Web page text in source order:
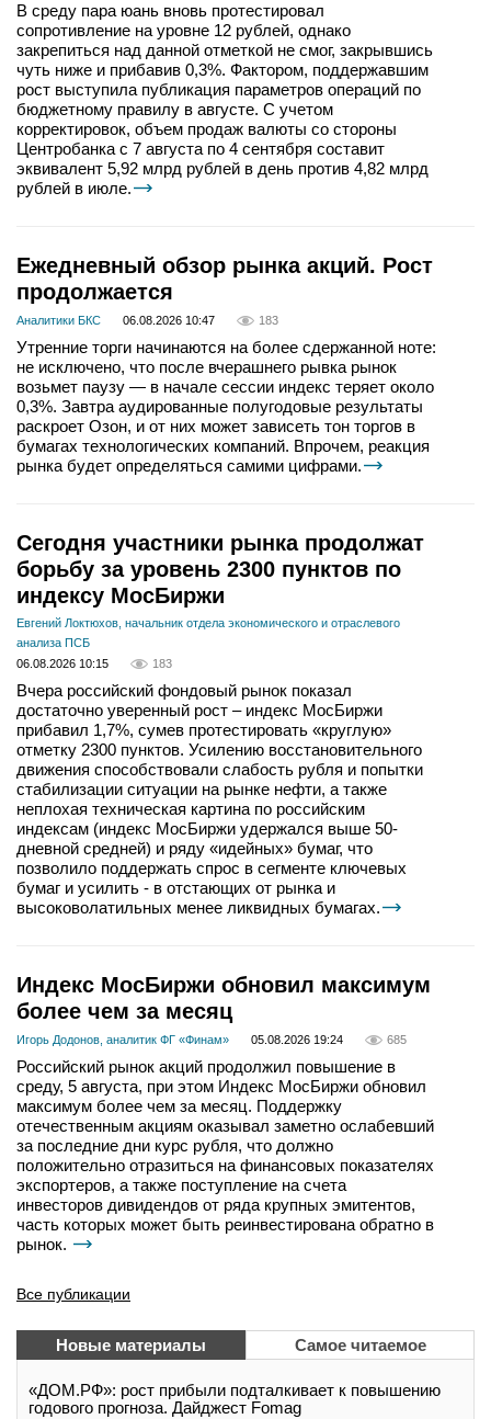
В среду пара юань вновь протестировал
сопротивление на уровне 12 рублей, однако
закрепиться над данной отметкой не смог, закрывшись
чуть ниже и прибавив 0,3%. Фактором, поддержавшим
рост выступила публикация параметров операций по
бюджетному правилу в августе. С учетом
корректировок, объем продаж валюты со стороны
Центробанка с 7 августа по 4 сентября составит
эквивалент 5,92 млрд рублей в день против 4,82 млрд
рублей в июле.
Ежедневный обзор рынка акций. Рост
продолжается
Аналитики БКС 06.08.2026 10:47 183
Утренние торги начинаются на более сдержанной ноте:
не исключено, что после вчерашнего рывка рынок
возьмет паузу — в начале сессии индекс теряет около
0,3%. Завтра аудированные полугодовые результаты
раскроет Озон, и от них может зависеть тон торгов в
бумагах технологических компаний. Впрочем, реакция
рынка будет определяться самими цифрами.
Сегодня участники рынка продолжат
борьбу за уровень 2300 пунктов по
индексу МосБиржи
Евгений Локтюхов, начальник отдела экономического и отраслевого
анализа ПСБ
06.08.2026 10:15
183
Вчера российский фондовый рынок показал
достаточно уверенный рост – индекс МосБиржи
прибавил 1,7%, сумев протестировать «круглую»
отметку 2300 пунктов. Усилению восстановительного
движения способствовали слабость рубля и попытки
стабилизации ситуации на рынке нефти, а также
неплохая техническая картина по российским
индексам (индекс МосБиржи удержался выше 50-
дневной средней) и ряду «идейных» бумаг, что
позволило поддержать спрос в сегменте ключевых
бумаг и усилить - в отстающих от рынка и
высоковолатильных менее ликвидных бумагах.
Индекс МосБиржи обновил максимум
более чем за месяц
Игорь Додонов, аналитик ФГ «Финам» 05.08.2026 19:24 685
Российский рынок акций продолжил повышение в
среду, 5 августа, при этом Индекс МосБиржи обновил
максимум более чем за месяц. Поддержку
отечественным акциям оказывал заметно ослабевший
за последние дни курс рубля, что должно
положительно отразиться на финансовых показателях
экспортеров, а также поступление на счета
инвесторов дивидендов от ряда крупных эмитентов,
часть которых может быть реинвестирована обратно в
рынок.
Все публикации
Новые материалы Самое читаемое
«ДОМ.РФ»: рост прибыли подталкивает к повышению
годового прогноза. Дайджест Fomag